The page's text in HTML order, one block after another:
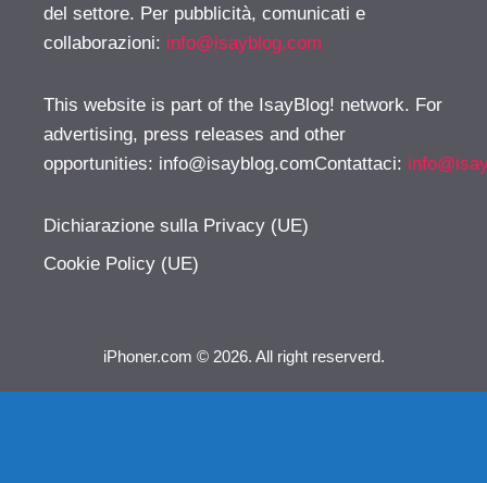
del settore. Per pubblicità, comunicati e
collaborazioni: info@isayblog.com
This website is part of the IsayBlog! network. For
advertising, press releases and other
opportunities: info@isayblog.comContattaci:
Dichiarazione sulla Privacy (UE)
Cookie Policy (UE)
iPhoner.com © 2026. All right reserverd.